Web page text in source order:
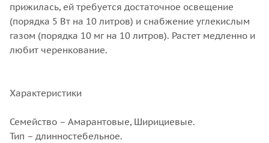
прижилась, ей требуется достаточное освещение
(порядка 5 Вт на 10 литров) и снабжение углекислым
газом (порядка 10 мг на 10 литров). Растет медленно и
любит черенкование.
Характеристики
Семейство – Амарантовые, Ширициевые.
Тип – длинностебельное.